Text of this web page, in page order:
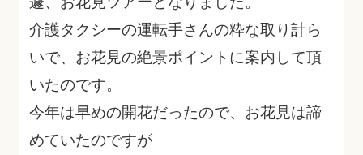
介護タクシーの運転手さんの粋な取り計ら
いで、お花見の絶景ポイントに案内して頂
いたのです。
今年は早めの開花だったので、お花見は諦
めていたのですが